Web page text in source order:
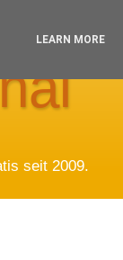
seit 2009.
LEARN MORE